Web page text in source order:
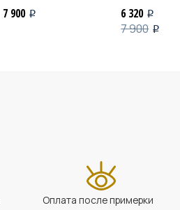
7 900 i 6 320 i
7 900 i
Оплата после примерки